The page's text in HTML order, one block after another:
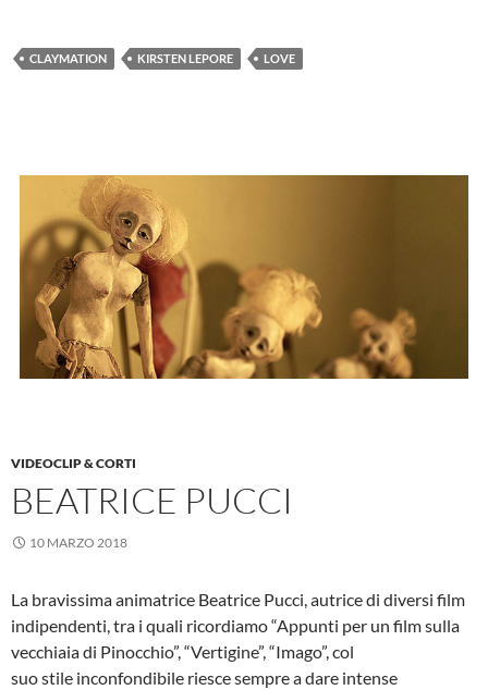
CLAYMATION KIRSTEN LEPORE LOVE
VIDEOCLIP & CORTI
BEATRICE PUCCI
10 MARZO 2018
La bravissima animatrice Beatrice Pucci, autrice di diversi film
indipendenti, tra i quali ricordiamo “Appunti per un film sulla
vecchiaia di Pinocchio”, “Vertigine”, “Imago”, col
suo stile inconfondibile riesce sempre a dare intense